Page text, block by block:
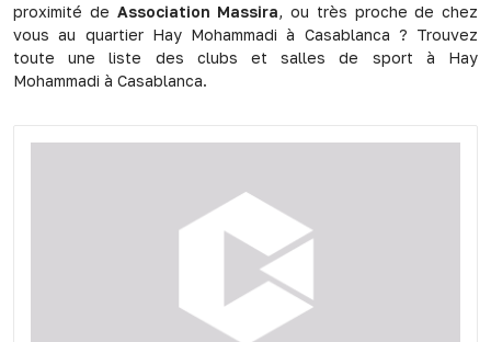
proximité de Association Massira, ou très proche de chez
vous au quartier Hay Mohammadi à Casablanca ? Trouvez
toute une liste des clubs et salles de sport à Hay
Mohammadi à Casablanca.